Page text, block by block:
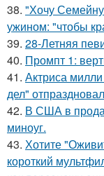
38. "Хочу
ужином: "чтобы
39. 28-Летняя
40. Промпт 1:
41. Актриса
дел"
42. В США в
миноуг.
43. Хотите
короткий